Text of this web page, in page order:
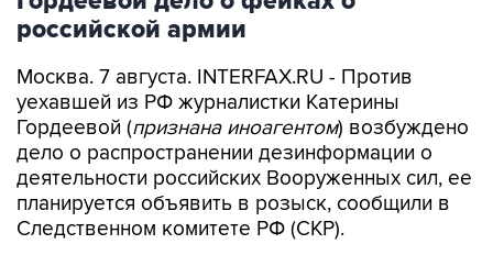
Москва. 7 августа. INTERFAX.RU - Против
Гордеевой (признана иноагентом ) возбуждено
дело о распространении дезинформации о
деятельности российских Вооруженных сил, ее
планируется объявить в розыск, сообщили в
Следственном комитете РФ (СКР).
"По данным следствия, Гордеева разместила в